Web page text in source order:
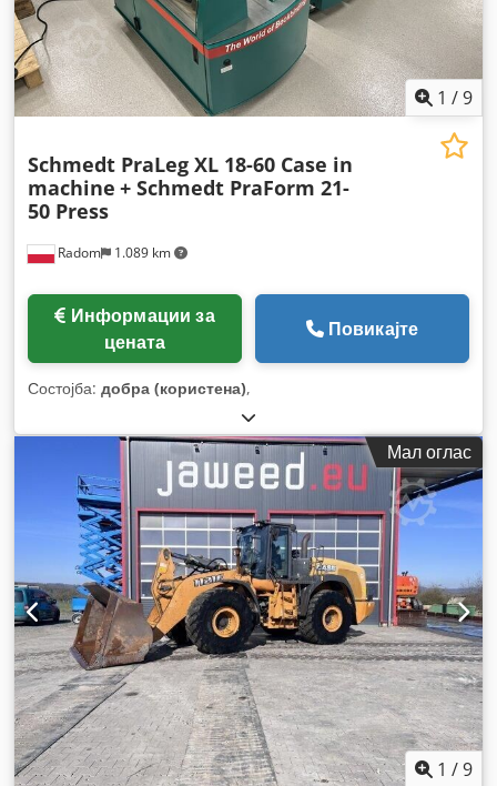
1 /9
Radom 1.089 km
Schmedt PraLeg XL 18-60 Case in
machine + Schmedt PraForm 21-
50 Press
цената
Повикајте
Состојба: добра (користена),
Мал оглас
1 /9